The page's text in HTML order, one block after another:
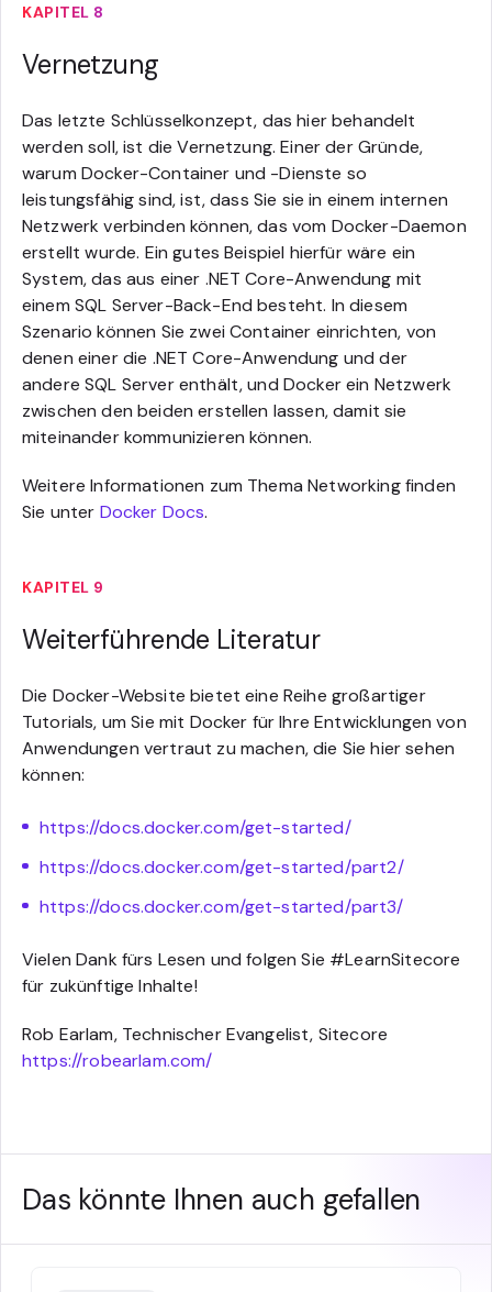
KAPITEL 8
Vernetzung
Das letzte Schlüsselkonzept, das hier behandelt
werden soll, ist die Vernetzung. Einer der Gründe,
warum Docker-Container und -Dienste so
leistungsfähig sind, ist, dass Sie sie in einem internen
Netzwerk verbinden können, das vom Docker-Daemon
erstellt wurde. Ein gutes Beispiel hierfür wäre ein
System, das aus einer .NET Core-Anwendung mit
einem SQL Server-Back-End besteht. In diesem
Szenario können Sie zwei Container einrichten, von
denen einer die .NET Core-Anwendung und der
andere SQL Server enthält, und Docker ein Netzwerk
zwischen den beiden erstellen lassen, damit sie
miteinander kommunizieren können.
Weitere Informationen zum Thema Networking finden
Sie unter Docker Docs.
KAPITEL 9
Weiterführende Literatur
Die Docker-Website bietet eine Reihe großartiger
Tutorials, um Sie mit Docker für Ihre Entwicklungen von
Anwendungen vertraut zu machen, die Sie hier sehen
können:
https://docs.docker.com/get-started/
https://docs.docker.com/get-started/part2/
https://docs.docker.com/get-started/part3/
Vielen Dank fürs Lesen und folgen Sie #LearnSitecore
für zukünftige Inhalte!
Rob Earlam, Technischer Evangelist, Sitecore
https://robearlam.com/
Das könnte Ihnen auch gefallen